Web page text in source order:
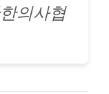
의사협